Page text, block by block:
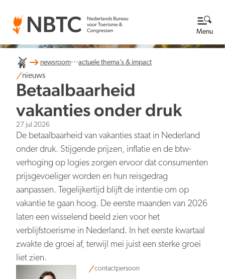
Menu
Thema's
Bekijk alle thema's
Internationale concurrentiepositie
Digitale transformatie
Kennisbank
Over ons
Lees meer over NBTC
Wat we doen
Organisatie
Werken bij
NBTC Mediabank
Contact
Newsroom
Ga naar de Newsroom
Nieuwsberichten
Persberichten
Actuele thema’s & impact
EN NL
newsroom...actuele thema’s & impact
nieuws
Betaalbaarheid
vakanties onder druk
27 jul 2026
De betaalbaarheid van vakanties staat in Nederland
onder druk. Stijgende prijzen, inflatie en de btw-
verhoging op logies zorgen ervoor dat consumenten
prijsgevoeliger worden en hun reisgedrag
aanpassen. Tegelijkertijd blijft de intentie om op
vakantie te gaan hoog. De eerste maanden van 2026
laten een wisselend beeld zien voor het
verblijfstoerisme in Nederland. In het eerste kwartaal
zwakte de groei af, terwijl mei juist een sterke groei
liet zien.
contactpersoon